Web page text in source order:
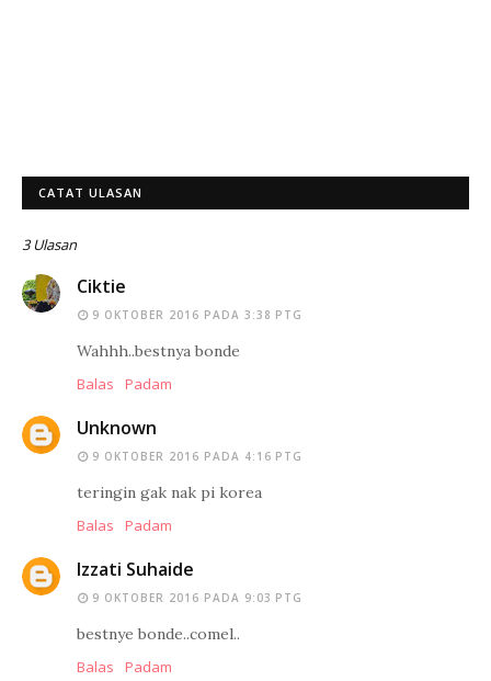
CATAT ULASAN
3 Ulasan
Ciktie
9 OKTOBER 2016 PADA 3:38 PTG
Wahhh..bestnya bonde
Balas
Padam
Unknown
9 OKTOBER 2016 PADA 4:16 PTG
teringin gak nak pi korea
Balas
Padam
Izzati Suhaide
9 OKTOBER 2016 PADA 9:03 PTG
bestnye bonde..comel..
Balas
Padam